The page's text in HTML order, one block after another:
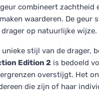
combineert
waarderen. De geur
op natuurlijke wijze.
stijl van de drager,
Edition 2 is bedoeld
overstijgt. Het
die zijn of haar